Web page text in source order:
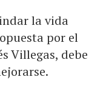
la vida
por el
Villegas, debe